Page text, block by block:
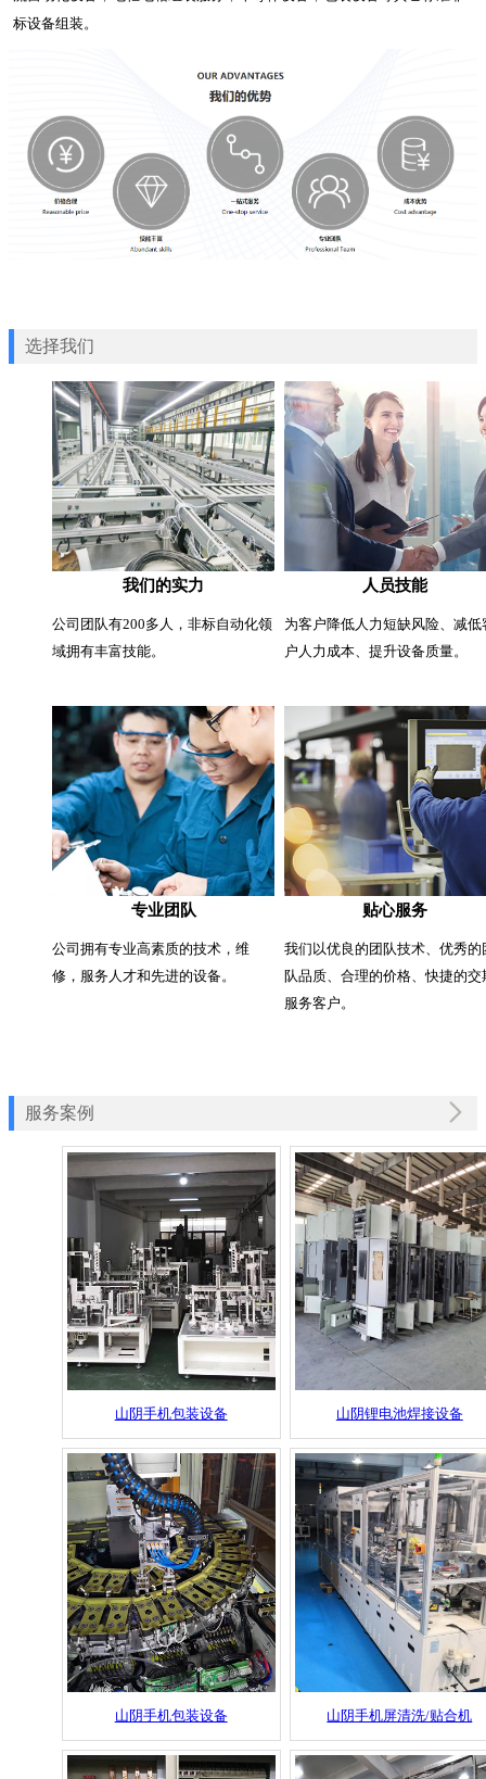
标设备组装。
选择我们
我们的实力
公司团队有200多人，非标自动化领
域拥有丰富技能。
人员技能
为客户降低人力短缺风险、减低
户人力成本、提升设备质量。
专业团队
公司拥有专业高素质的技术，维
修，服务人才和先进的设备。
贴心服务
我们以优良的团队技术、优秀的
队品质、合理的价格、快捷的交
服务客户。
服务案例
山阴手机包装设备 山阴锂电池焊接设备
山阴手机包装设备 山阴手机屏清洗/贴合机